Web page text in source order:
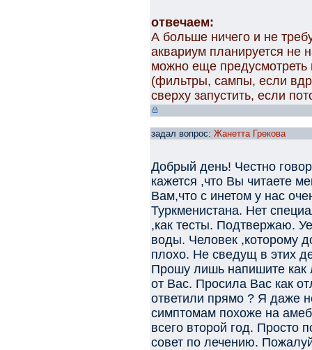
отвечаем:
А больше ничего и не
аквариум планируется не
можно еще
(фильтры, сампы, если
сверху запустить, если
задал вопрос: Жанетта Грекова
Добрый день! Честно
кажется ,что Вы читаете
Вам,что с инетом у нас
Туркменистана. Нет
,как тесты. Подтвержаю.
воды. Человек ,которому
плохо. Не сведущ в этих
Прошу лишь напишите как
от Вас. Просила Вас как
ответили прямо ? Я даже
симптомам похоже на
всего второй год. Просто
совет по лечению.